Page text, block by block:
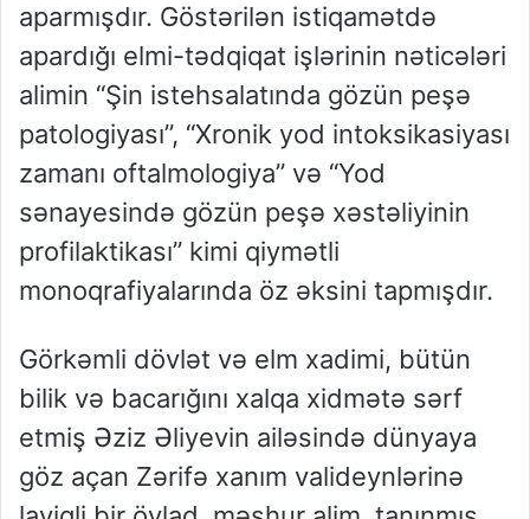
aparmışdır. Göstərilən istiqamətdə
apardığı elmi-tədqiqat işlərinin nəticələri
alimin “Şin istehsalatında gözün peşə
patologiyası”, “Xronik yod intoksikasiyası
zamanı oftalmologiya” və “Yod
sənayesində gözün peşə xəstəliyinin
profilaktikası” kimi qiymətli
monoqrafiyalarında öz əksini tapmışdır.
Görkəmli dövlət və elm xadimi, bütün
bilik və bacarığını xalqa xidmətə sərf
etmiş Əziz Əliyevin ailəsində dünyaya
göz açan Zərifə xanım valideynlərinə